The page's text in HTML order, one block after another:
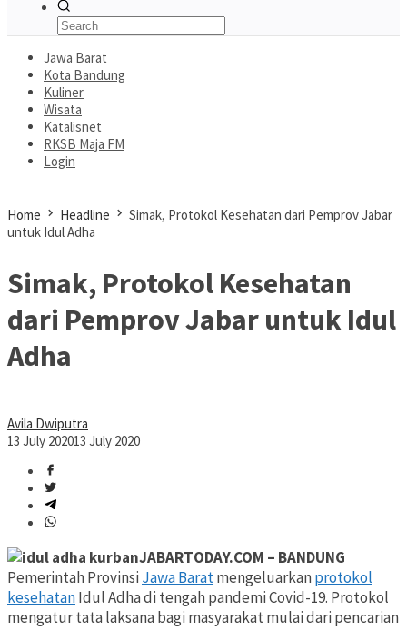
Jawa Barat
Kota Bandung
Kuliner
Wisata
Katalisnet
RKSB Maja FM
Login
Home Headline
Simak, Protokol Kesehatan dari Pemprov Jabar
untuk Idul Adha
Simak, Protokol Kesehatan
dari Pemprov Jabar untuk Idul
Adha
Avila Dwiputra
13 July 202013 July 2020
JABARTODAY.COM – BANDUNG
Pemerintah ProvinsiJawa Baratmengeluarkanprotokol
kesehatanIdul Adha di tengah pandemi Covid-19. Protokol
mengatur tata laksana bagi masyarakat mulai dari pencarian